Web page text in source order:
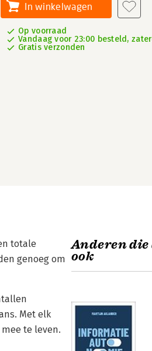
In winkelwagen
Op voorraad
Vandaag voor 23:00 besteld,
Gratis verzonden
totale
genoeg om
Met elk
te leven.
Anderen die
ook